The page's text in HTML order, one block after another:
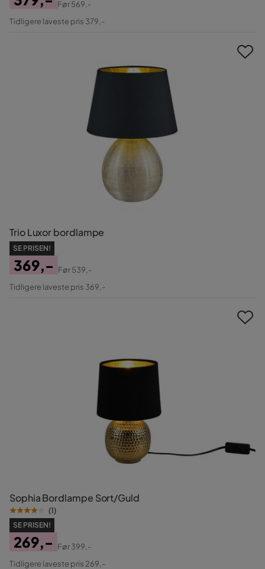
Pris
Original
Før569,-
Tidligere laveste pris 379,-
Trio Luxor bordlampe
SE PRISEN!
Pris
369,-
Original
Før539,-
Tidligere laveste pris 369,-
Sophia Bordlampe Sort/Guld
(1)
SE PRISEN!
Pris
269,-
Original
Før399,-
Tidligere laveste pris 269,-